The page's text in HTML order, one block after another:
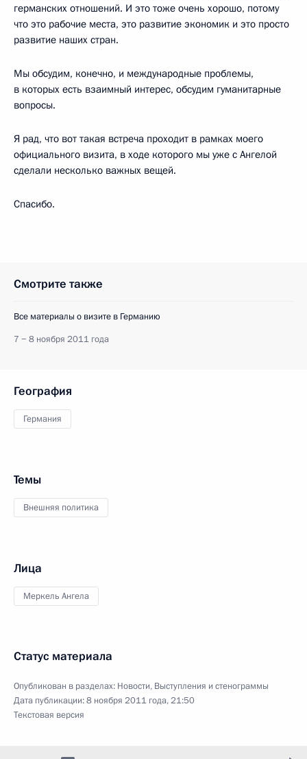
германских отношений. И это тоже очень хорошо, потому
что это рабочие места, это развитие экономик и это просто
развитие наших стран.
Мы обсудим, конечно, и международные проблемы,
в которых есть взаимный интерес, обсудим гуманитарные
вопросы.
Я рад, что вот такая встреча проходит в рамках моего
официального визита, в ходе которого мы уже с Ангелой
сделали несколько важных вещей.
Спасибо.
Смотрите также
Все материалы о визите в Германию
7 − 8 ноября 2011 года
География
Германия
Темы
Внешняя политика
Лица
Меркель Ангела
Статус материала
Опубликован в разделах: Новости, Выступления и стенограммы
Дата публикации:8 ноября 2011 года, 21:50
Текстовая версия